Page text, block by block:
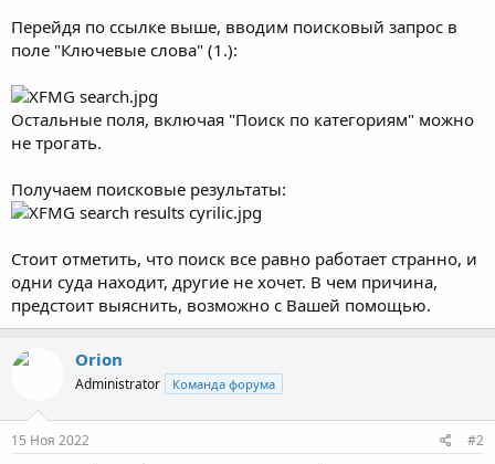
Перейдя по ссылке выше, вводим поисковый запрос в
поле "Ключевые слова" (1.):
Остальные поля, включая "Поиск по категориям" можно
не трогать.
Получаем поисковые результаты:
Стоит отметить, что поиск все равно работает странно, и
одни суда находит, другие не хочет. В чем причина,
предстоит выяснить, возможно с Вашей помощью.
Orion
Administrator Команда форума
15 Ноя 2022 #2